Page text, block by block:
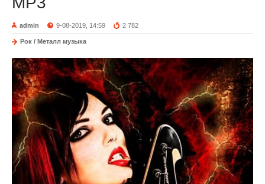
admin 9-08-2019, 14:59 2 782
Рок / Металл музыка